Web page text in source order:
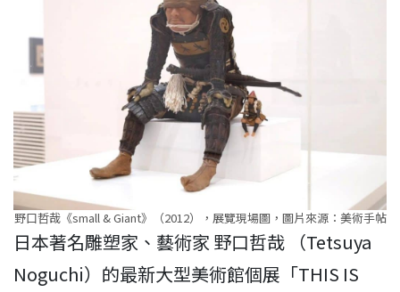
野口哲哉《small & Giant》（2012），展覽現場圖，圖片來源：美術手帖
日本著名雕塑家、藝術家 野口哲哉 （Tetsuya
Noguchi）的最新大型美術館個展「THIS IS